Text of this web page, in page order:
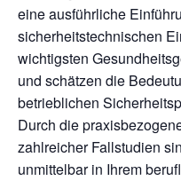
eine ausführliche
sicherheitstechnischen
wichtigsten
und schätzen die
betrieblichen
Durch die
zahlreicher Fallstudien
unmittelbar in Ihrem